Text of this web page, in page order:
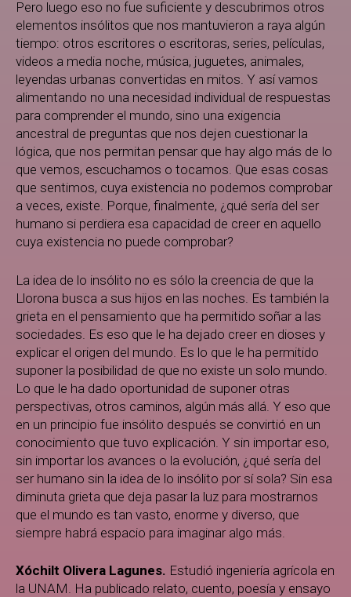
Pero luego eso no fue suficiente y descubrimos otros
elementos insólitos que nos mantuvieron a raya algún
tiempo: otros escritores o escritoras, series, películas,
videos a media noche, música, juguetes, animales,
leyendas urbanas convertidas en mitos. Y así vamos
alimentando no una necesidad individual de respuestas
para comprender el mundo, sino una exigencia
ancestral de preguntas que nos dejen cuestionar la
lógica, que nos permitan pensar que hay algo más de lo
que vemos, escuchamos o tocamos. Que esas cosas
que sentimos, cuya existencia no podemos comprobar
a veces, existe. Porque, finalmente, ¿qué sería del ser
humano si perdiera esa capacidad de creer en aquello
cuya existencia no puede comprobar?
La idea de lo insólito no es sólo la creencia de que la
Llorona busca a sus hijos en las noches. Es también la
grieta en el pensamiento que ha permitido soñar a las
sociedades. Es eso que le ha dejado creer en dioses y
explicar el origen del mundo. Es lo que le ha permitido
suponer la posibilidad de que no existe un solo mundo.
Lo que le ha dado oportunidad de suponer otras
perspectivas, otros caminos, algún más allá. Y eso que
en un principio fue insólito después se convirtió en un
conocimiento que tuvo explicación. Y sin importar eso,
sin importar los avances o la evolución, ¿qué sería del
ser humano sin la idea de lo insólito por sí sola? Sin esa
diminuta grieta que deja pasar la luz para mostrarnos
que el mundo es tan vasto, enorme y diverso, que
siempre habrá espacio para imaginar algo más.
Xóchilt Olivera Lagunes. Estudió ingeniería agrícola en
la UNAM. Ha publicado relato, cuento, poesía y ensayo